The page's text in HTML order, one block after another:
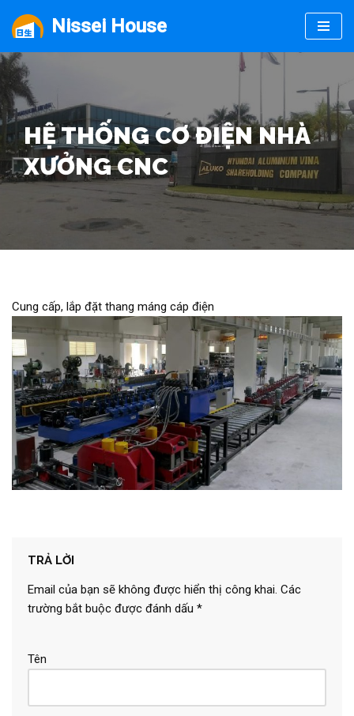
Chuyển
tới
nội
dung
Nissei House
HỆ THỐNG CƠ ĐIỆN NHÀ
XƯỞNG CNC
Cung cấp, lắp đặt thang máng cáp điện
TRẢ LỜI
Email của bạn sẽ không được hiển thị công khai. Các
trường bắt buộc được đánh dấu *
Tên